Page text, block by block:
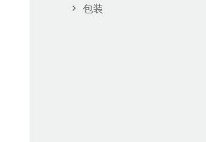
包装